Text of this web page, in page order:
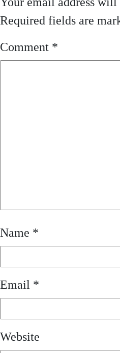
Required fields are
Comment *
Name *
Email *
Website